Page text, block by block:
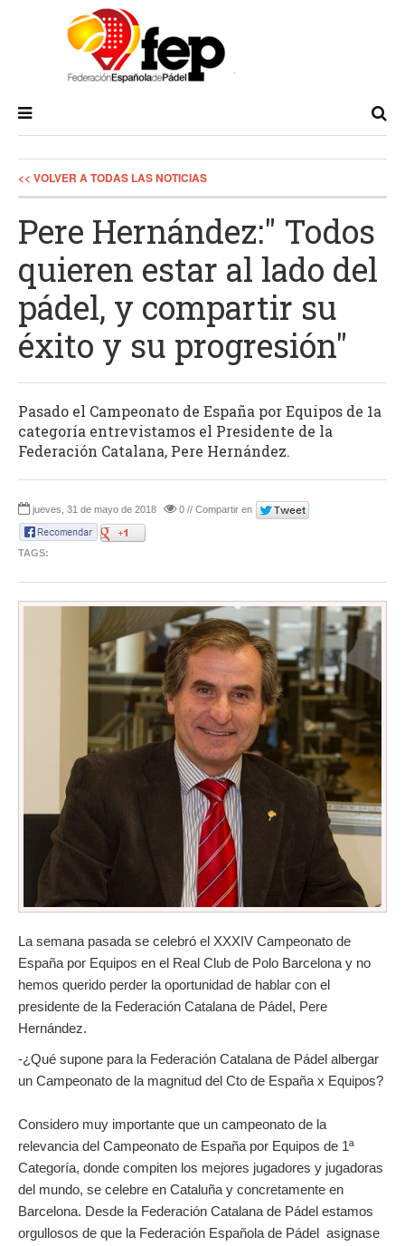
<< VOLVER A TODAS LAS NOTICIAS
Pere Hernández:" Todos
quieren estar al lado del
pádel, y compartir su
éxito y su progresión"
Pasado el Campeonato de España por Equipos de 1a
categoría entrevistamos el Presidente de la
Federación Catalana, Pere Hernández.
jueves, 31 de mayo de 2018 0 // Compartir en
TAGS:
La semana pasada se celebró el XXXIV Campeonato de
España por Equipos en el Real Club de Polo Barcelona y no
hemos querido perder la oportunidad de hablar con el
presidente de la Federación Catalana de Pádel, Pere
Hernández.
-¿Qué supone para la Federación Catalana de Pádel albergar
un Campeonato de la magnitud del Cto de España x Equipos?
Considero muy importante que un campeonato de la
relevancia del Campeonato de España por Equipos de 1ª
Categoría, donde compiten los mejores jugadores y jugadoras
del mundo, se celebre en Cataluña y concretamente en
Barcelona. Desde la Federación Catalana de Pádel estamos
orgullosos de que la Federación Española de Pádel asignase